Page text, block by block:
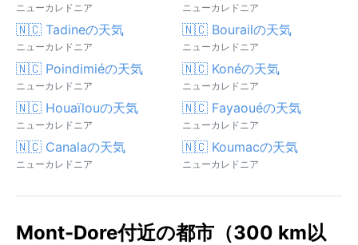
ニューカレドニア ニューカレドニア
🇳🇨 Tadineの天気
ニューカレドニア
🇳🇨 Bourailの天気
ニューカレドニア
🇳🇨 Poindimiéの天気
ニューカレドニア
🇳🇨 Konéの天気
ニューカレドニア
🇳🇨 Houaïlouの天気
ニューカレドニア
🇳🇨 Fayaouéの天気
ニューカレドニア
🇳🇨 Canalaの天気
ニューカレドニア
🇳🇨 Koumacの天気
ニューカレドニア
Mont-Dore付近の都市（300 km以